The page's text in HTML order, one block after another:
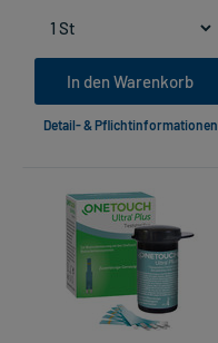
In den Warenkorb
Detail- & Pflichtinformationen